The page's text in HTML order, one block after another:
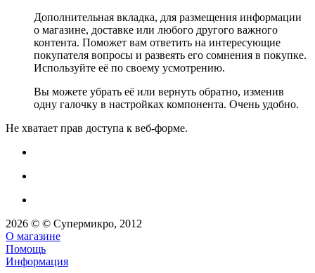
Дополнительная вкладка, для размещения информации
о магазине, доставке или любого другого важного
контента. Поможет вам ответить на интересующие
покупателя вопросы и развеять его сомнения в покупке.
Используйте её по своему усмотрению.
Вы можете убрать её или вернуть обратно, изменив
одну галочку в настройках компонента. Очень удобно.
Не хватает прав доступа к веб-форме.
2026 © © Супермикро, 2012
О магазине
Помощь
Информация